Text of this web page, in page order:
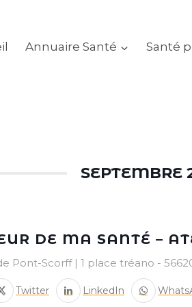
Annuaire Santé Santé
SEPTEMBRE
DE MA SANTÉ –
Pont-Scorff | 1 place tréano -
Twitter LinkedIn